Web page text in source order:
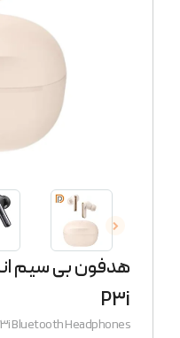
P3i
Bluetooth Headphones